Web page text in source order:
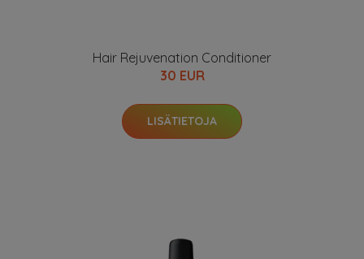
Hair Rejuvenation Conditioner
30 EUR
LISÄTIETOJA